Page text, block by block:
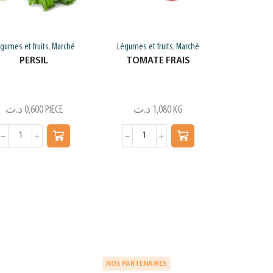
et fruits,Marché
PERSIL
0,600 د.ت PIECE
Légumes et fruits, Marché
TOMATE FRAIS
1,080 د.ت KG
NOS PARTENAIRES